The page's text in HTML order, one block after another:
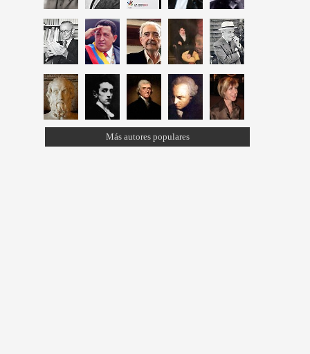
Más autores populares